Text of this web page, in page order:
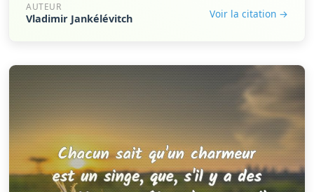
AUTEUR
Vladimir Jankélévitch Voir la citation →